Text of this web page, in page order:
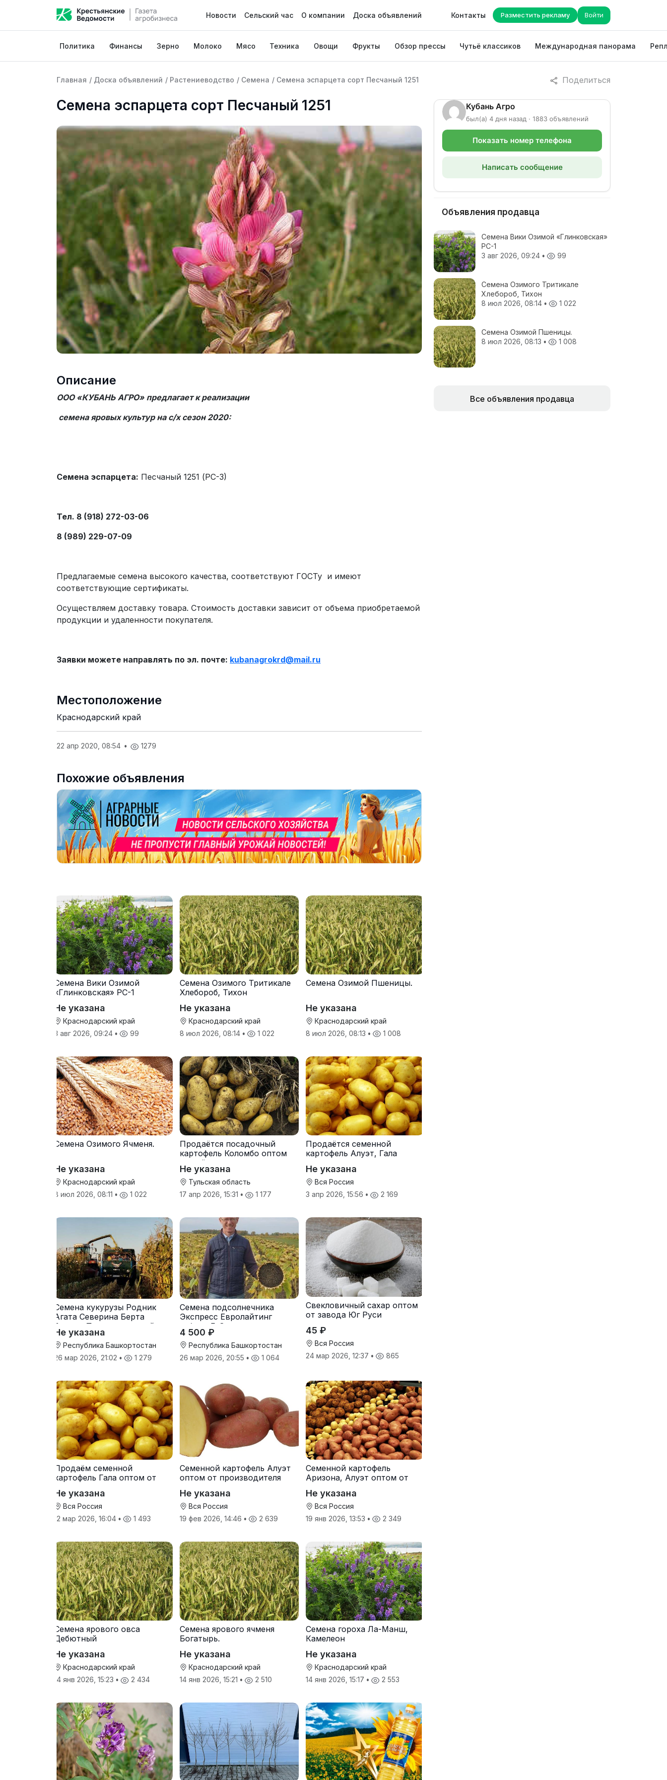
Новости Сельский час О компании Доска объявлений Контакты Разместить рекламу Войти
Политика Финансы Зерно Молоко Мясо Техника Овощи Фрукты Обзор прессы Чутьё классиков Международная панорама
Поделиться
Главная / Доска объявлений / Растениеводство / Семена / Семена эспарцета сорт Песчаный 1251
Семена эспарцета сорт Песчаный 1251
Описание
ООО «КУБАНЬ АГРО» предлагает к реализации
семена яровых культур на c/х сезон 2020:
Семена эспарцета: Песчаный 1251 (РС-3)
Тел. 8 (918) 272-03-06
8 (989) 229-07-09
Предлагаемые семена высокого качества, соответствуют ГОСТу и имеют
соответствующие сертификаты.
Осуществляем доставку товара. Стоимость доставки зависит от объема приобретаемой
продукции и удаленности покупателя.
Заявки можете направлять по эл. почте: kubanagrokrd@mail.ru
Местоположение
Краснодарский край
22 апр 2020, 08:54 • 1279
Похожие объявления
Семена Вики Озимой
«Глинковская» РС-1
Не указана
Краснодарский край
3 авг 2026, 09:24 • 99
Семена Озимого Тритикале
Хлебороб, Тихон
Не указана
Краснодарский край
8 июл 2026, 08:14 • 1 022
Семена Озимой Пшеницы.
Не указана
Краснодарский край
8 июл 2026, 08:13 • 1 008
Семена Озимого Ячменя.
Не указана
Краснодарский край
8 июл 2026, 08:11 • 1 022
Продаётся посадочный
картофель Коломбо оптом
от трёх тонн
Не указана
Тульская область
17 апр 2026, 15:31 • 1 177
Продаётся семенной
картофель Алуэт, Гала
Не указана
Вся Россия
3 апр 2026, 15:56 • 2 169
Семена кукурузы Родник
Агата Северина Берта
Вилора Прохладненский
Дарина Росс Машук
Катерина
Не указана
Республика Башкортостан
26 мар 2026, 21:02 • 1 279
Семена подсолнечника
Экспресс Евролайтинг
гибрид F-G+
4 500 ₽
Республика Башкортостан
26 мар 2026, 20:55 • 1 064
Свекловичный сахар оптом
от завода Юг Руси
45 ₽
Вся Россия
24 мар 2026, 12:37 • 865
Продаём семенной
картофель Гала оптом от
Не указана
Вся Россия
12 мар 2026, 16:04 • 1 493
Семенной картофель Алуэт
оптом от производителя
Не указана
Вся Россия
19 фев 2026, 14:46 • 2 639
Семенной картофель
Аризона, Алуэт оптом от
Не указана
Вся Россия
19 янв 2026, 13:53 • 2 349
Семена ярового овса
Дебютный
Не указана
Краснодарский край
14 янв 2026, 15:23 • 2 434
Семена ярового ячменя
Богатырь.
Не указана
Краснодарский край
14 янв 2026, 15:21 • 2 510
Семена гороха Ла-Манш,
Камелеон
Не указана
Краснодарский край
14 янв 2026, 15:17 • 2 553
Кубань Агро
был(а) 4 дня назад · 1883 объявлений
Показать номер телефона
Написать сообщение
Объявления продавца
Семена Вики Озимой «Глинковская»
РС-1
3 авг 2026, 09:24 • 99
Семена Озимого Тритикале
Хлебороб, Тихон
8 июл 2026, 08:14 • 1 022
Семена Озимой Пшеницы.
8 июл 2026, 08:13 • 1 008
Все объявления продавца